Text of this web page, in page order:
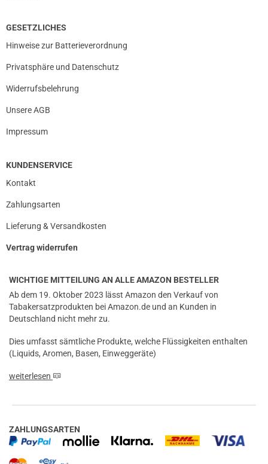
GESETZLICHES
Hinweise zur Batterieverordnung
Privatsphäre und Datenschutz
Widerrufsbelehrung
Unsere AGB
Impressum
KUNDENSERVICE
Kontakt
Zahlungsarten
Lieferung & Versandkosten
Vertrag widerrufen
WICHTIGE MITTEILUNG AN ALLE AMAZON BESTELLER
Ab dem 19. Oktober 2023 lässt Amazon den Verkauf von
Tabakersatzprodukten bei Amazon.de und an Kunden in
Deutschland nicht mehr zu.
Dies umfasst sämtliche Produkte, welche Flüssigkeiten enthalten
(Liquids, Aromen, Basen, Einweggeräte)
weiterlesen
ZAHLUNGSARTEN